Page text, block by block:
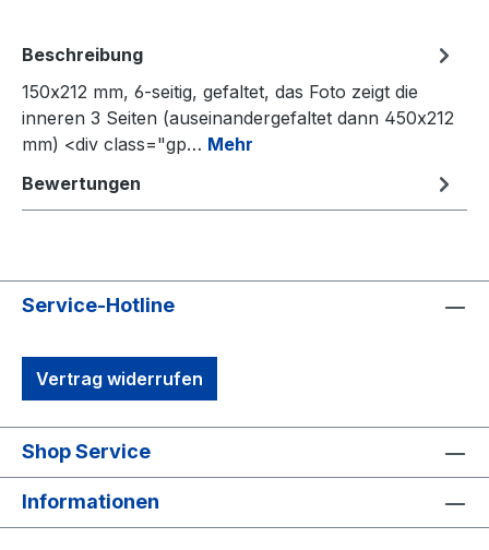
Beschreibung
150x212 mm, 6-seitig, gefaltet, das Foto zeigt die
inneren 3 Seiten (auseinandergefaltet dann 450x212
mm) <div class="gp… Mehr
Bewertungen
Service-Hotline
Vertrag widerrufen
Shop Service
Informationen